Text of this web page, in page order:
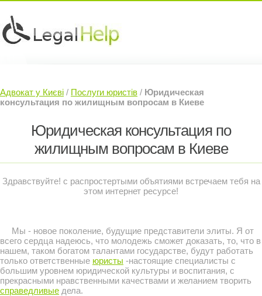
Судовий Адвокат »
Контакти »
Адвокат у Києві / Послуги юристів / Юридическая
консультация по жилищным вопросам в Киеве
Юридическая консультация по
жилищным вопросам в Киеве
Здравствуйте! с распростертыми объятиями встречаем тебя на
этом интернет ресурсе!
Мы - новое поколение, будущие представители элиты. Я от
всего сердца надеюсь, что молодежь сможет доказать, то, что в
нашем, таком богатом талантами государстве, будут работать
только ответственные юристы -настоящие специалисты с
большим уровнем юридической культуры и воспитания, с
прекрасными нравственными качествами и желанием творить
справедливые дела.